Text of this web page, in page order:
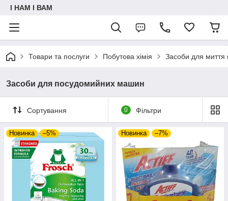
I НАМ I ВАМ
Товари та послуги Побутова хімія Засоби для миття
Засоби для посудомийних машин
Сортування 0 Фільтри
Новинка –5% Новинка –7%